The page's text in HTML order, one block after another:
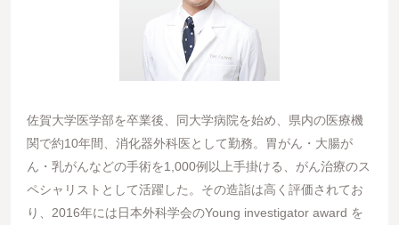
佐賀大学医学部を卒業後、同大学病院を始め、県内の医療機
関で約10年間、消化器外科医として勤務。胃がん・大腸が
ん・乳がんなどの手術を1,000例以上手掛ける、がん治療のス
ペシャリストとして活躍した。その造詣は高く評価されてお
り、2016年には日本外科学会のYoung investigator award を